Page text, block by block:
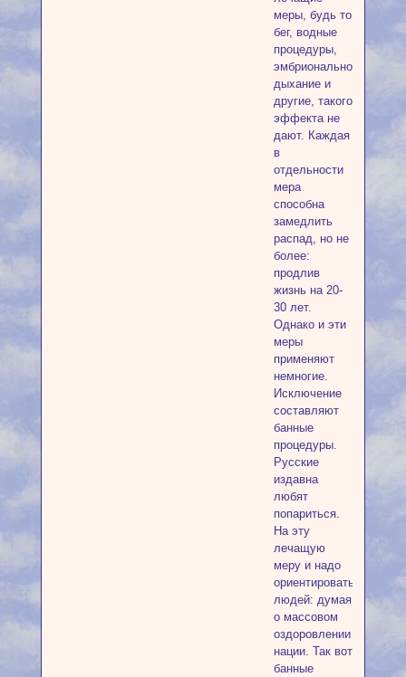
меры, будь то
бег, водные
процедуры,
эмбриональное
дыхание и
другие, такого
эффекта не
дают. Каждая
в
отдельности
мера
способна
замедлить
распад, но не
более:
продлив
жизнь на 20-
30 лет.
Однако и эти
меры
применяют
немногие.
Исключение
составляют
банные
процедуры.
Русские
издавна
любят
попариться.
На эту
лечащую
меру и надо
ориентировать
людей: думая
о массовом
оздоровлении
нации. Так вот
банные